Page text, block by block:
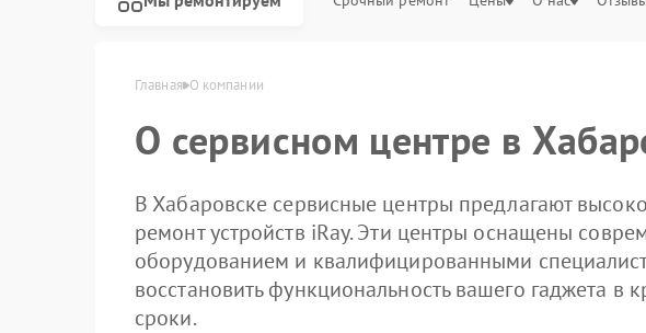
Главная О компании
О сервисном центре в
В Хабаровске сервисные центры предлагают
ремонт устройств iRay. Эти центры оснащены
оборудованием и квалифицированными
восстановить функциональность вашего гаджета в
сроки.